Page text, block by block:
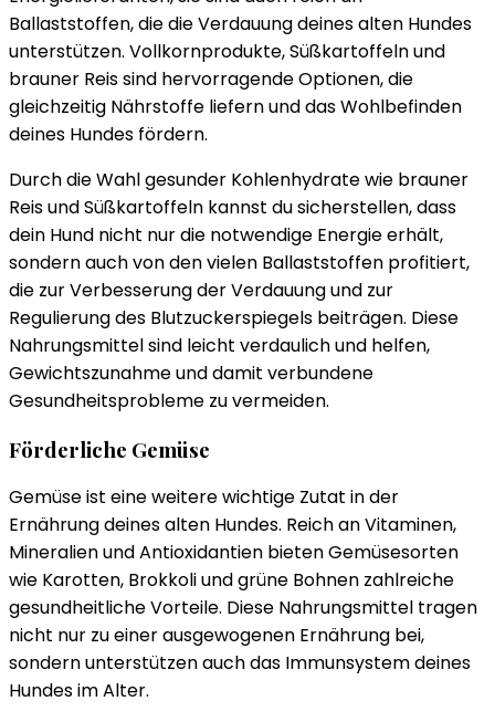
Ballaststoffen, die die Verdauung deines alten Hundes
unterstützen. Vollkornprodukte, Süßkartoffeln und
brauner Reis sind hervorragende Optionen, die
gleichzeitig Nährstoffe liefern und das Wohlbefinden
deines Hundes fördern.
Durch die Wahl gesunder Kohlenhydrate wie brauner
Reis und Süßkartoffeln kannst du sicherstellen, dass
dein Hund nicht nur die notwendige Energie erhält,
sondern auch von den vielen Ballaststoffen profitiert,
die zur Verbesserung der Verdauung und zur
Regulierung des Blutzuckerspiegels beiträgen. Diese
Nahrungsmittel sind leicht verdaulich und helfen,
Gewichtszunahme und damit verbundene
Gesundheitsprobleme zu vermeiden.
Förderliche Gemüse
Gemüse ist eine weitere wichtige Zutat in der
Ernährung deines alten Hundes. Reich an Vitaminen,
Mineralien und Antioxidantien bieten Gemüsesorten
wie Karotten, Brokkoli und grüne Bohnen zahlreiche
gesundheitliche Vorteile. Diese Nahrungsmittel tragen
nicht nur zu einer ausgewogenen Ernährung bei,
sondern unterstützen auch das Immunsystem deines
Hundes im Alter.